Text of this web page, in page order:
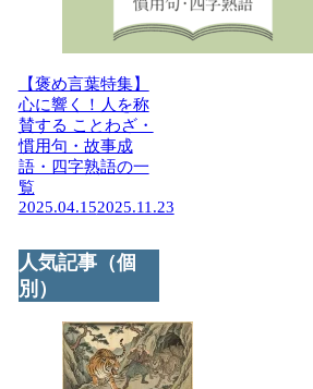
【褒め言葉特集】
心に響く！人を称
賛する ことわざ・
慣用句・故事成
語・四字熟語の一
覧
2025.04.152025.11.23
人気記事（個
別）